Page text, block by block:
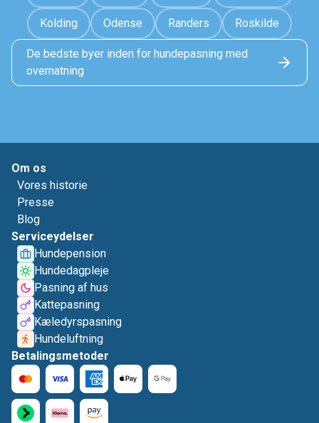
Kolding Odense Randers Roskilde
De bedste byer inden for hundepasning med
overnatning
Om os
Vores historie
Presse
Blog
Serviceydelser
Hundepension
Hundedagpleje
Pasning af hus
Kattepasning
Kæledyrspasning
Hundeluftning
Betalingsmetoder